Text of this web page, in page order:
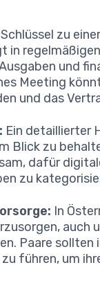
zu
und
Meeting
und das
Ein detaillierter
Blick zu
dafür
zu
In
auch
Paare
führen, um